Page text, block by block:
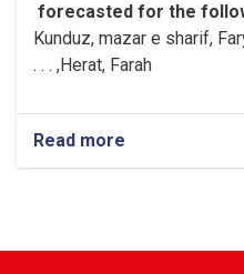
forecasted for the
Kunduz, mazar e sharif,
Herat, Farah, . . .
Read more
Warning!